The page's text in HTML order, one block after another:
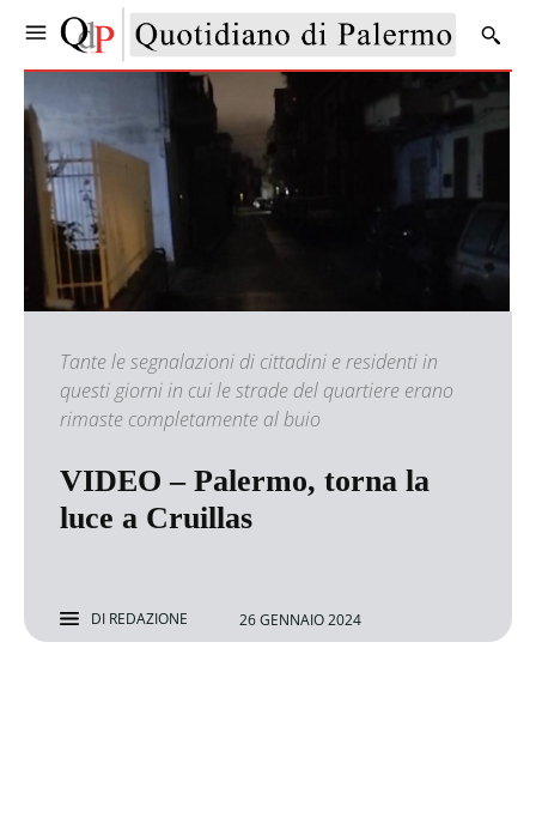
Tante le segnalazioni di cittadini e residenti in
questi giorni in cui le strade del quartiere erano
rimaste completamente al buio
VIDEO – Palermo, torna la
luce a Cruillas
DI REDAZIONE 26 GENNAIO 2024